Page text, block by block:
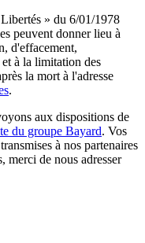
» du 6/01/1978
peuvent donner lieu à
d'effacement,
à la limitation des
la mort à l'adresse
.
aux dispositions de
du groupe Bayard. Vos
à nos partenaires
merci de nous adresser